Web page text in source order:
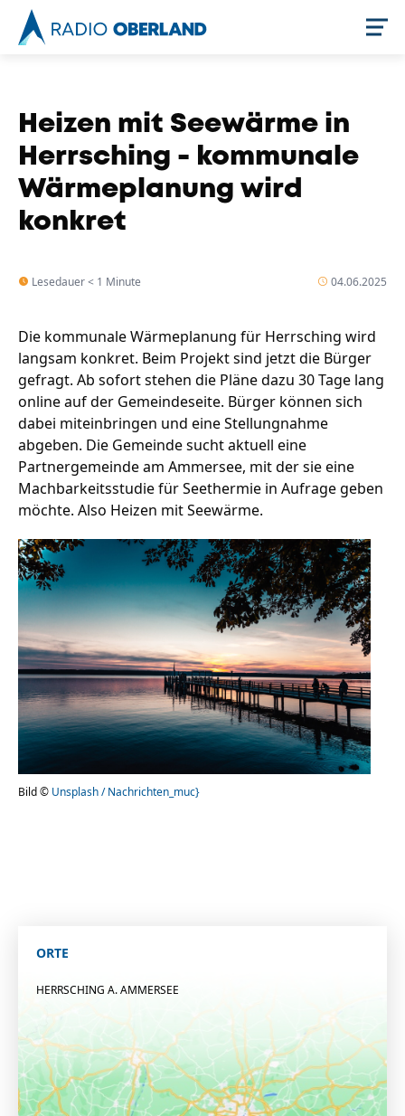
Stellenangebote
Unternehmen
Das geheime Geräusch
Wandern
Fotobox
Amphibienschutz
Team
Programm
Service
Nachgehört
Podcast
Newsletter
Zeit fürs Oberland
Handwerker
Heizen mit Seewärme in
Herrsching - kommunale
Wärmeplanung wird
konkret
Lesedauer < 1 Minute 04.06.2025
Die kommunale Wärmeplanung für Herrsching wird
langsam konkret. Beim Projekt sind jetzt die Bürger
gefragt. Ab sofort stehen die Pläne dazu 30 Tage lang
online auf der Gemeindeseite. Bürger können sich
dabei miteinbringen und eine Stellungnahme
abgeben. Die Gemeinde sucht aktuell eine
Partnergemeinde am Ammersee, mit der sie eine
Machbarkeitsstudie für Seethermie in Aufrage geben
möchte. Also Heizen mit Seewärme.
Bild © Unsplash / Nachrichten_muc}
ORTE
HERRSCHING A. AMMERSEE